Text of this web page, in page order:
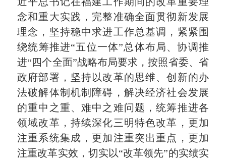
念和重大实践，完整准确全面贯彻新发展
理念，坚持稳中求进工作总基调，紧紧围
绕统筹推进“五位一体”总体布局、协调推
进“四个全面”战略布局要求，按照省委、省
政府部署，坚持以改革的思维、创新的办
法破解体制机制障碍，解决经济社会发展
的重中之重、难中之难问题，统筹推进各
领域改革，持续深化三明特色改革，更加
注重系统集成，更加注重突出重点，更加
注重改革实效，切实以“改革领先”的实绩实